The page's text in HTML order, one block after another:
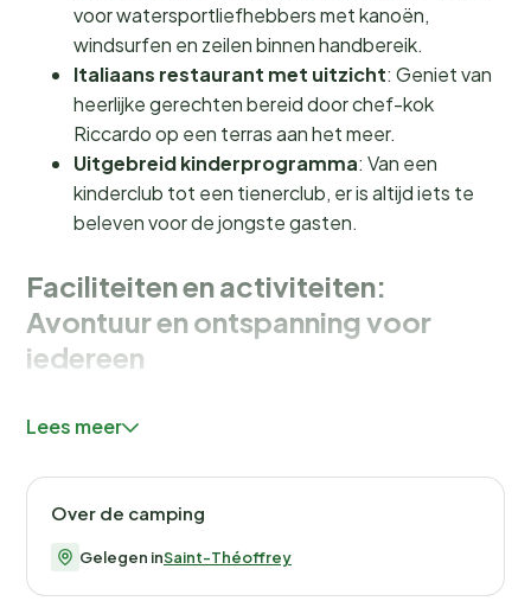
voor watersportliefhebbers met kanoën,
windsurfen en zeilen binnen handbereik.
Italiaans restaurant met uitzicht: Geniet van
heerlijke gerechten bereid door chef-kok
Riccardo op een terras aan het meer.
Uitgebreid kinderprogramma: Van een
kinderclub tot een tienerclub, er is altijd iets te
beleven voor de jongste gasten.
Faciliteiten en activiteiten:
Avontuur en ontspanning voor
iedereen
creëren van onvergetelijke herinneringen. Hoewel er
een natuurlijke zwemervaring die je niet snel zult
vergeten. Voor de kleintjes is er een speeltuin en een
kinderclub waar ze nieuwe vriendjes kunnen maken. De
avontuurlijke zielen kunnen hun hart ophalen met
Lees meer
Over de camping
Gelegen inSaint-Théoffrey